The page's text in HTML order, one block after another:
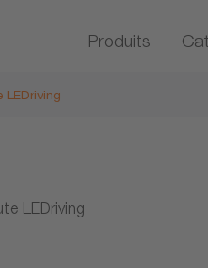
Produits
LEDriving